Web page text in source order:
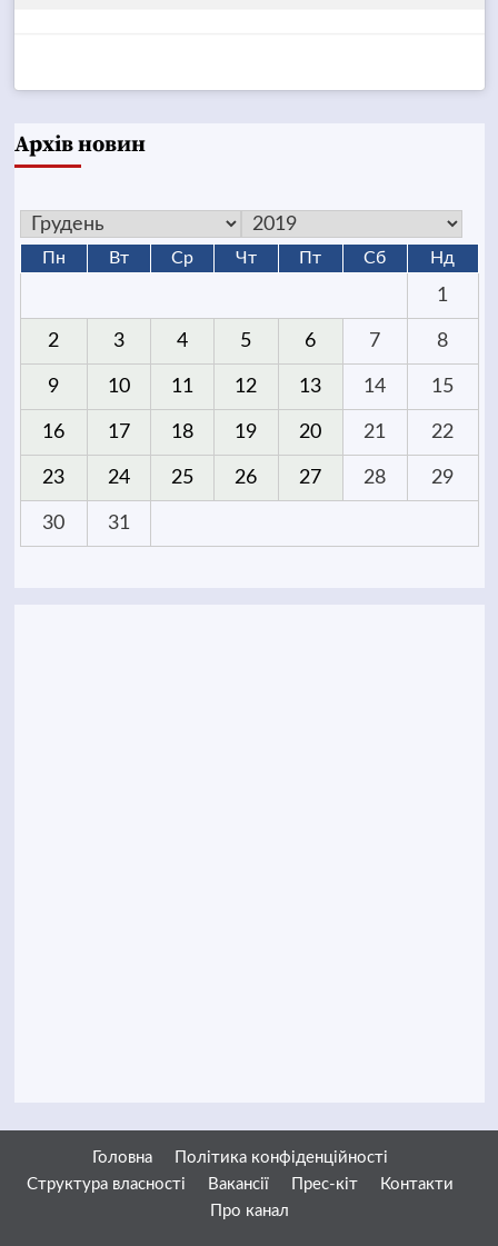
Архів новин
Пн Вт Ср Чт Пт Сб Нд
1
2 3 4 5 6 7 8
9 10 11 12 13 14 15
16 17 18 19 20 21 22
23 24 25 26 27 28 29
30 31
Головна
Політика конфіденційності
Структура власності
Вакансії Прес-кіт
Контакти
Про канал